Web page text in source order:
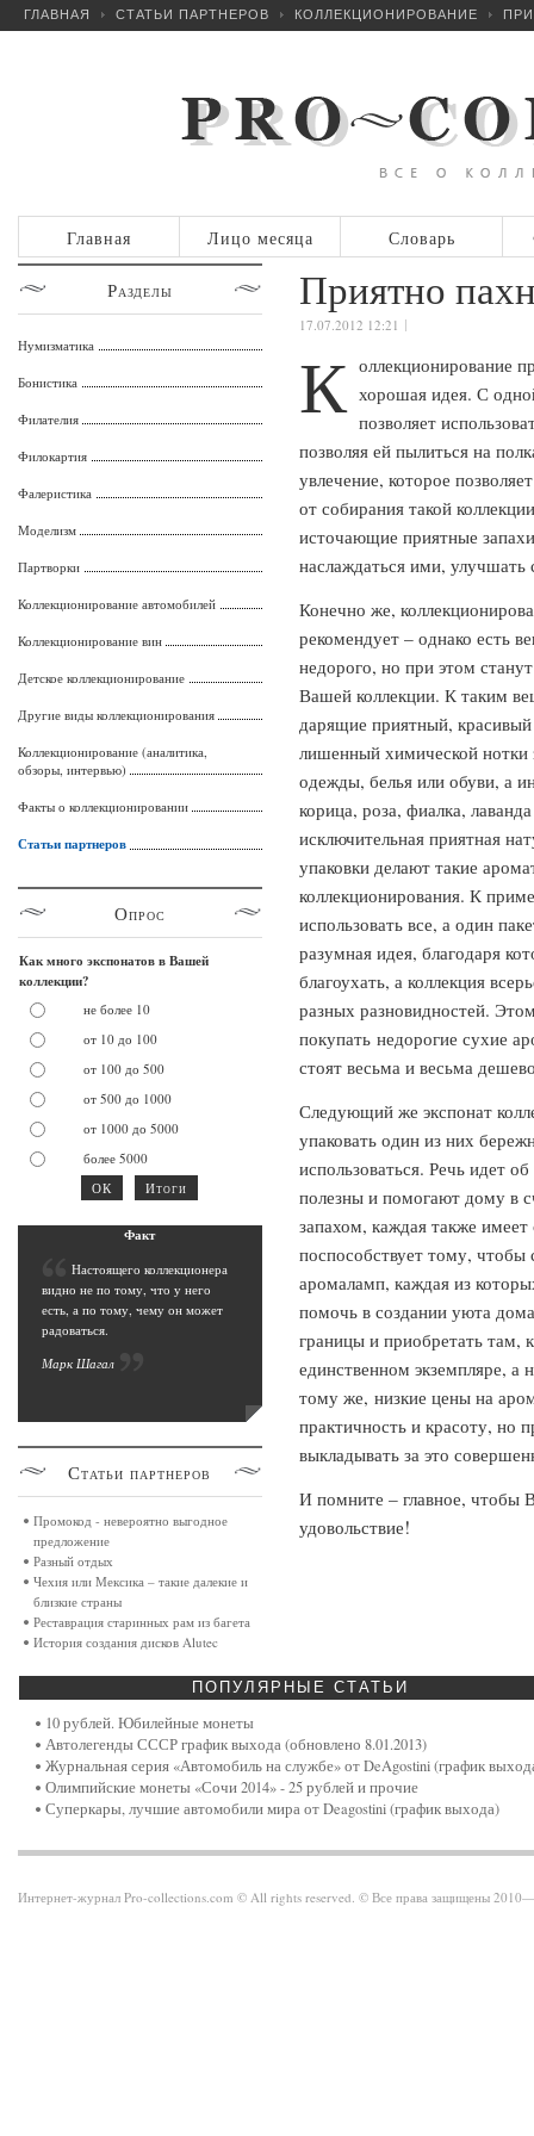
ГЛАВНАЯ СТАТЬИ ПАРТНЕРОВ КОЛЛЕКЦИОНИРОВАНИЕ
Главная Лицо месяца Словарь
Приятно
17.07.2012 12:21
К оллекционирование
хорошая идея. С
позволяет
позволяя ей пылиться на
увлечение, которое
от собирания такой
источающие приятные
наслаждаться ими,
Конечно же,
рекомендует – однако есть
недорого, но при этом
Вашей коллекции. К таким
дарящие приятный,
лишенный химической
одежды, белья или обуви, а
корица, роза, фиалка,
исключительная приятная
упаковки делают такие
коллекционирования. К
использовать все, а один
разумная идея, благодаря
благоухать, а коллекция
разных разновидностей.
покупать недорогие сухие
стоят весьма и весьма
Следующий же экспонат
упаковать один из них
использоваться. Речь идет
полезны и помогают дому в
запахом, каждая также
поспособствует тому, чтобы
аромаламп, каждая из
помочь в создании уюта
границы и приобретать там,
единственном экземпляре, а
тому же, низкие цены на
практичность и красоту, но
выкладывать за это
И помните – главное, чтобы
удовольствие!
Разделы
Нумизматика
Бонистика
Филателия
Филокартия
Фалеристика
Моделизм
Партворки
Коллекционирование автомобилей
Коллекционирование вин
Детское коллекционирование
Другие виды коллекционирования
Коллекционирование (аналитика,
обзоры, интервью)
Факты о коллекционировании
Статьи партнеров
Опрос
Как много экспонатов в Вашей
коллекции?
не более 10
от 10 до 100
от 100 до 500
от 500 до 1000
от 1000 до 5000
более 5000
Факт
Настоящего коллекционера
видно не по тому, что у него
есть, а по тому, чему он может
радоваться.
Марк Шагал
Статьи партнеров
Промокод - невероятно выгодное
предложение
Разный отдых
Чехия или Мексика – такие далекие и
близкие страны
Реставрация старинных рам из багета
История создания дисков Alutec
ПОПУЛЯРНЫЕ СТАТЬИ
10 рублей. Юбилейные монеты
Автолегенды СССР график выхода (обновлено 8.01.2013)
Журнальная серия «Автомобиль на службе» от DeAgostini (график
Олимпийские монеты «Сочи 2014» - 25 рублей и прочие
Суперкары, лучшие автомобили мира от Deagostini (график выхода)
Интернет-журнал Pro-collections.com © All rights reserved. © Все права защищены